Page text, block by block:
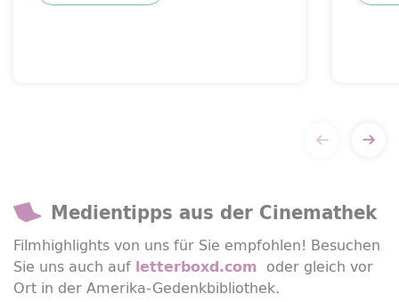
Medientipps aus der Cinemathek
Filmhighlights von uns für Sie empfohlen! Besuchen
Sie uns auch auf letterboxd.com oder gleich vor
Ort in der Amerika-Gedenkbibliothek.